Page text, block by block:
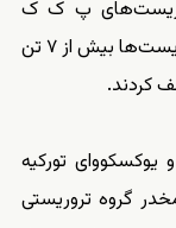
پ ک ک
انجام داده بود موفق شد ضمن پاک‌سازی تروریست‌ها بیش از ۷ تن
کردند.
یوکسکووای تورکیه
گروه تروریستی